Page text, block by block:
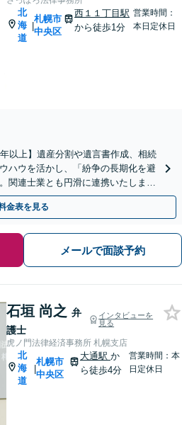
北
海
道
|
札幌市
中央区
西１１丁目駅
から徒歩1分
営業時間：
本日定休日
以上】遺産分割や遺言書作成、相続
ハウを活かし、「紛争の長期化を避
関連士業とも円滑に連携いたします
目駅1分】
金表を見る
メールで面談予約
石垣 尚之 弁
護士
インタビューを
見る
虎ノ門法律経済事務所 札幌支店
北
海
道
|
札幌市
中央区
大通駅 か
ら徒歩4分
営業時間：本
日定休日